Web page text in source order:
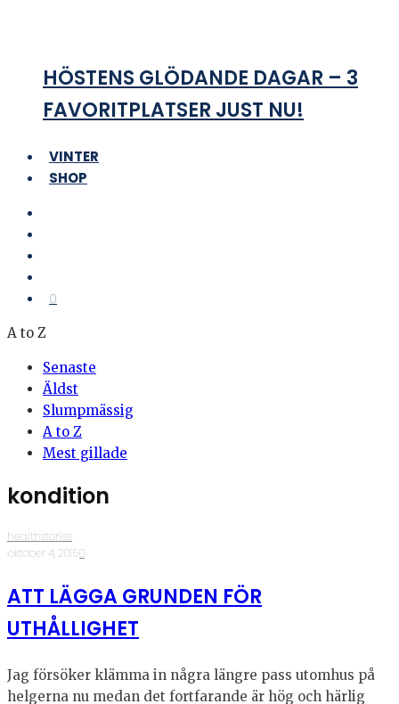
HÖSTENS GLÖDANDE DAGAR – 3
FAVORITPLATSER JUST NU!
VINTER
SHOP
0
A to Z
Senaste
Äldst
Slumpmässig
A to Z
Mest gillade
kondition
healthstories
·oktober 4, 2015·0
ATT LÄGGA GRUNDEN FÖR
UTHÅLLIGHET
Jag försöker klämma in några längre pass utomhus på
helgerna nu medan det fortfarande är hög och härlig